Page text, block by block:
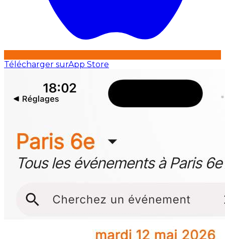
Télécharger surApp Store